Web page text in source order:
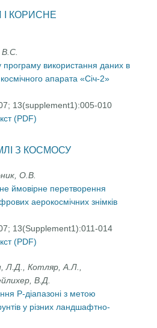
І КОРИСНЕ
використання даних в
космічного апарата «Січ-2»
13(supplement1):005-010
(PDF)
З КОСМОСУ
О.В.
ймовірне перетворення
аерокосмічних знімків
13(Supplement1):011-014
(PDF)
Л.Д., Котляр, А.Л.,
В.Д.
Р-діапазоні з метою
у різних ландшафтно-